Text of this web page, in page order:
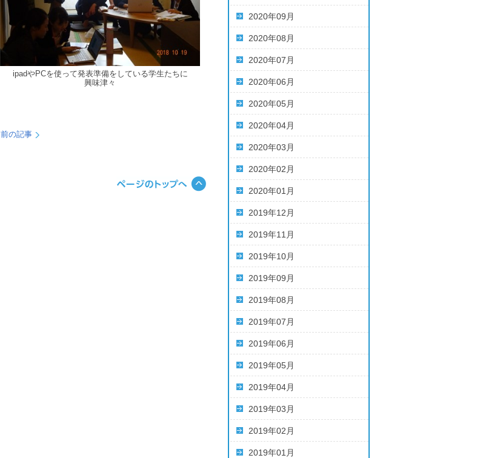
ipadやPCを使って発表準備をしている学生たちに
興味津々
前の記事
2020年09月
2020年08月
2020年07月
2020年06月
2020年05月
2020年04月
2020年03月
2020年02月
2020年01月
2019年12月
2019年11月
2019年10月
2019年09月
2019年08月
2019年07月
2019年06月
2019年05月
2019年04月
2019年03月
2019年02月
2019年01月